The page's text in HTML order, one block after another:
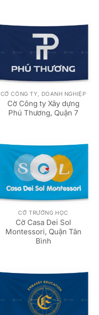
CỜ CÔNG TY, DOANH NGHIỆP
Cờ Công ty Xây dựng
Phú Thương, Quận 7
CỜ TRƯỜNG HỌC
Cờ Casa Dei Sol
Montessori, Quận Tân
Bình